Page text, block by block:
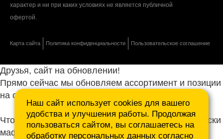
характер и ни при каких условиях не является публичной
офертой.
Карта сайта Политика конфиденциальности Пользовательское соглашение
Наш сайт использует cookies для вашего
удобства и улучшения работы. Продолжая
пользоваться сайтом, вы соглашаетесь на
обработку персональных данных согласно
Друзья, сайт на обновлении!
Прямо сейчас мы обновляем ассортимент и позиции
на сайте.
Чтобы не ждать, присылайте ваши запросы и списки
маф нам на почту.